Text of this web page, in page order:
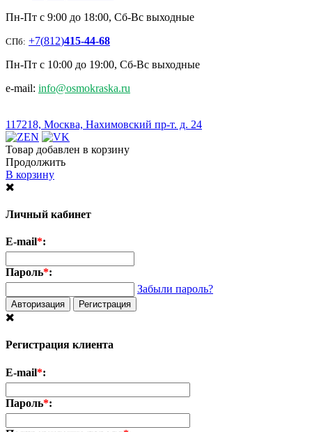
Пн-Пт с 9:00 до 18:00, Сб-Вс выходные
СПб: +7(812)415-44-68
Пн-Пт с 10:00 до 19:00, Сб-Вс выходные
e-mail: info@osmokraska.ru
117218, Москва, Нахимовский пр-т. д. 24
Товар добавлен в корзину
Продолжить
В корзину
Личный кабинет
E-mail*:
Пароль*:
Забыли пароль?
Авторизация Регистрация
Регистрация клиента
E-mail*:
Пароль*: